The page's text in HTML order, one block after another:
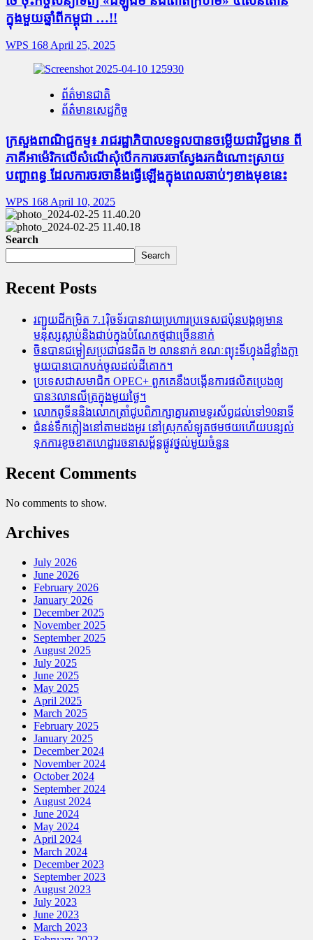
ក្នុងមួយឆ្នាំពីកម្ពុជា …!!
WPS 168 April 25, 2025
ព័ត៌មានជាតិ
ព័ត៌មានសេដ្ឋកិច្ច
ក្រសួងពាណិជ្ជកម្ម៖ រាជរដ្ឋាភិបាលទទួលបានចម្លើយជាវិជ្ជមាន ពី
ភាគីអាម៉េរិកលើសំណើសុំបើកការចរចាស្វែងរកដំណោះស្រាយ
បញ្ហាពន្ធ ដែលការចរចានឹងធ្វើឡើងក្នុងពេលឆាប់ៗខាងមុខនេះ
WPS 168 April 10, 2025
Search
Search
Recent Posts
រញ្ជួយដីកម្រិត​ 7.1រ៉ិចទ័របានវាយប្រហារប្រទេសជប៉ុនបង្កឲ្យមាន
មនុស្សស្លាប់​និង​ជាប់ក្នុងបំណែកថ្មជាច្រើននាក់
ចិនបានជម្លៀសប្រជាជនជិត ២ លាននាក់ ខណៈព្យុះទីហ្វុងដ៏ខ្លាំងក្លា
មួយបានបោកបក់ចូលដល់ដីគោក។
ប្រទេសជាសមាជិក OPEC+​ ពួកគេនឹងបង្កើនការផលិតប្រេងឲ្យ
បាន3លានលីត្រក្នុងមួយថ្ងៃ។
លោកពូទីននិងលោកត្រាំជូបពិភាក្សាគ្នារតាមទូរស័ព្ធដល់ទៅ90នាទី
ជំនន់​ទឹកភ្លៀង​នៅ​តាម​ដងអូរ​ នៅ​ស្រុក​សំឡូត​ថមថយ​ហើយ​បន្សល់​
ទុក​ការ​ខូចខាត​ហេដ្ឋារចនាសម្ព័ន្ធ​ផ្លូវថ្នល់​មួយ​ចំនួន
Recent Comments
No comments to show.
Archives
July 2026
June 2026
February 2026
January 2026
December 2025
November 2025
September 2025
August 2025
July 2025
June 2025
May 2025
April 2025
March 2025
February 2025
January 2025
December 2024
November 2024
October 2024
September 2024
August 2024
June 2024
May 2024
April 2024
March 2024
December 2023
September 2023
August 2023
July 2023
June 2023
March 2023